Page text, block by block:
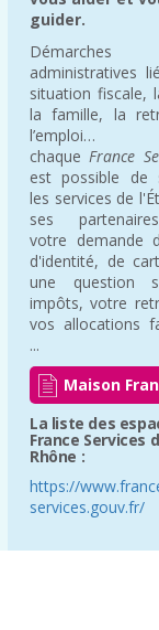
guider.
Démarches
administratives
situation fiscale,
la famille, la
l’emploi…
chaqueFrance
est possible de
les services de
ses
votre demande
d'identité, de
une question
impôts, votre
vos allocations
...
Maison
La liste des
France Services
Rhône :
https://
services.gouv.fr/